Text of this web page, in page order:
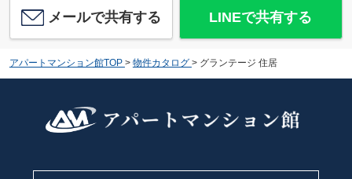
メールで共有する LINEで共有する
アパートマンション館TOP > 物件カタログ > グランテージ 住居